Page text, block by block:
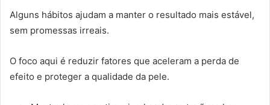
Alguns hábitos ajudam a manter o resultado mais estável,
sem promessas irreais.
O foco aqui é reduzir fatores que aceleram a perda de
efeito e proteger a qualidade da pele.